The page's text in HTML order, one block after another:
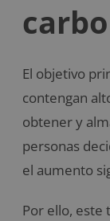
El objetivo
contengan
obtener y
personas
el aumento
Por ello, este